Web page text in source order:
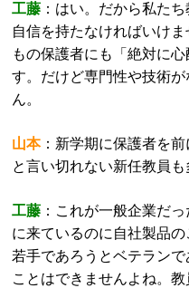
工藤 ：はい。だから私た
自信を持たなければいけ
もの保護者にも「絶対に
す。だけど専門性や技術
ん。
山本：新学期に保護者を前
と言い切れない新任教員
工藤 ：これが一般企業だ
に来ているのに自社製品の
若手であろうとベテラン
ことはできませんよね。